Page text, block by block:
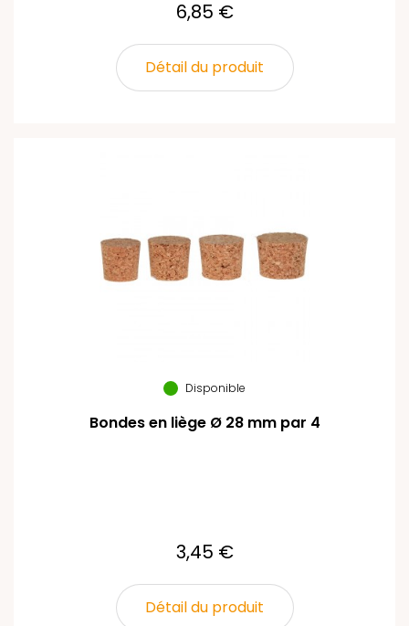
6,85 €
Détail du produit
Disponible
Bondes en liège Ø 28 mm par 4
3,45 €
Détail du produit